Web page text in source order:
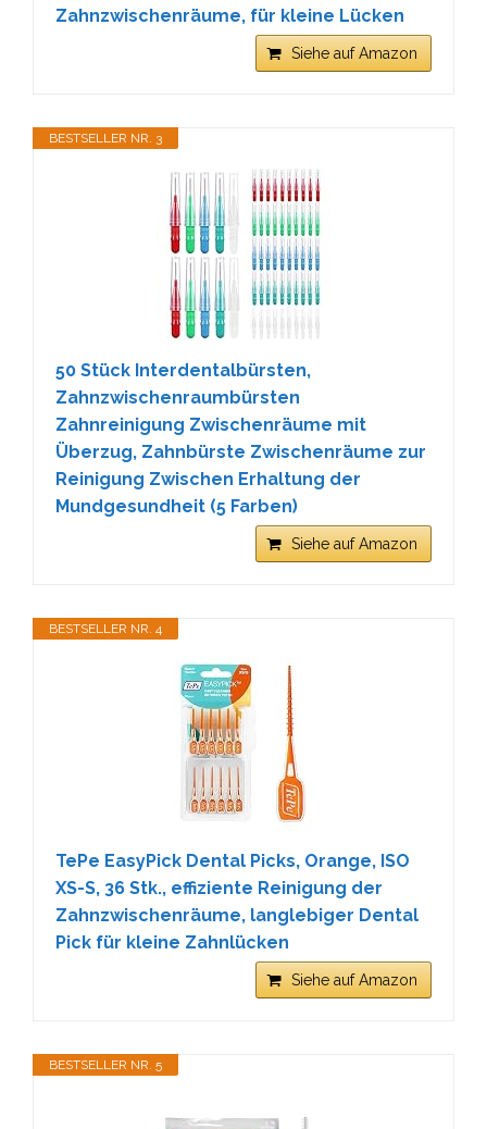
Zahnzwischenräume, für kleine Lücken
Siehe auf Amazon
BESTSELLER NR. 3
50 Stück Interdentalbürsten,
Zahnzwischenraumbürsten
Zahnreinigung Zwischenräume mit
Überzug, Zahnbürste Zwischenräume zur
Reinigung Zwischen Erhaltung der
Mundgesundheit (5 Farben)
Siehe auf Amazon
BESTSELLER NR. 4
TePe EasyPick Dental Picks, Orange, ISO
XS-S, 36 Stk., effiziente Reinigung der
Zahnzwischenräume, langlebiger Dental
Pick für kleine Zahnlücken
Siehe auf Amazon
BESTSELLER NR. 5